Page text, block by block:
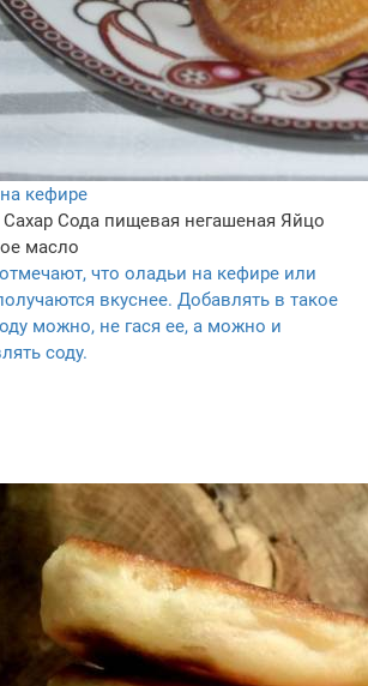
кефире
Сахар Сода пищевая негашеная Яйцо
масло
что оладьи на кефире или
вкуснее. Добавлять в такое
можно, не гася ее, а можно и
соду.